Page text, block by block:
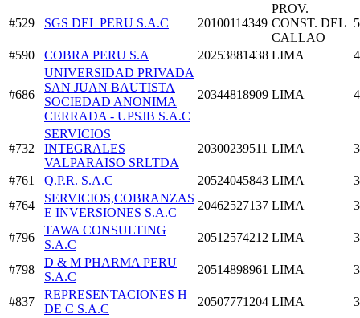
#529 SGS DEL PERU S.A.C 20100114349
PROV.
CONST. DEL
CALLAO
#590 COBRA PERU S.A 20253881438 LIMA
#686
UNIVERSIDAD PRIVADA
SAN JUAN BAUTISTA
SOCIEDAD ANONIMA
CERRADA - UPSJB S.A.C
20344818909 LIMA
#732
SERVICIOS
INTEGRALES
VALPARAISO SRLTDA
20300239511 LIMA
#761 Q.P.R. S.A.C 20524045843 LIMA
#764
SERVICIOS,COBRANZAS
E INVERSIONES S.A.C
20462527137 LIMA
#796
TAWA CONSULTING
S.A.C
20512574212 LIMA
#798
D & M PHARMA PERU
S.A.C
20514898961 LIMA
#837
REPRESENTACIONES H
DE C S.A.C
20507771204 LIMA